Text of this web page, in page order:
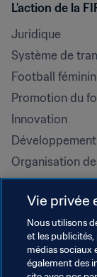
L’action de la
Juridique
Système de
Football féminin
Promotion du
Innovation
Organisation
Droits de
la
Santé et
Initiatives en
Vie privée
Nous utilisons
et les
médias sociaux
également des